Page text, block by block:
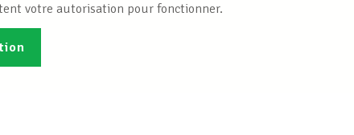
votre autorisation pour fonctionner.